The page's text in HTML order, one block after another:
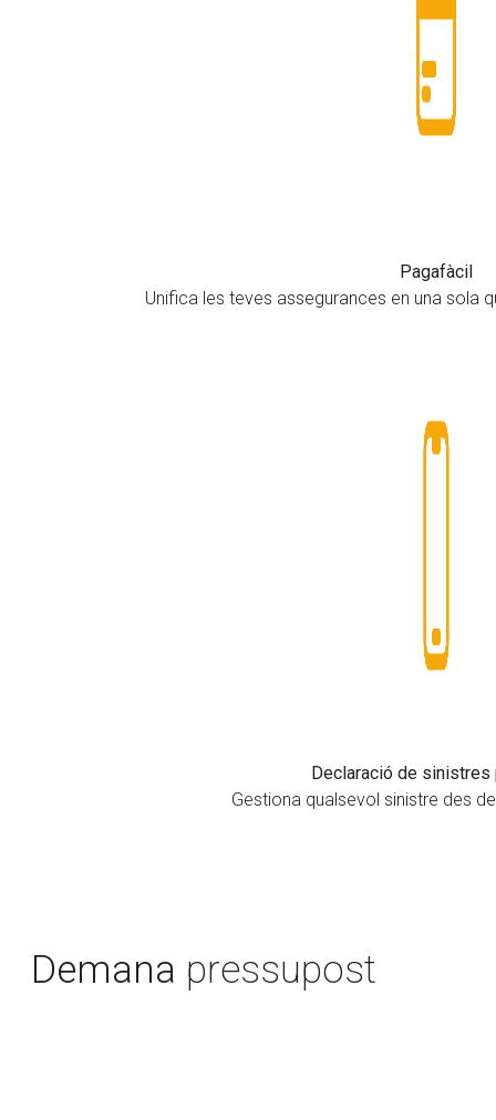
Pagafàcil
Unifica les teves assegurances en una sola
Declaració de sinistres
Gestiona qualsevol sinistre des
Demana pressupost